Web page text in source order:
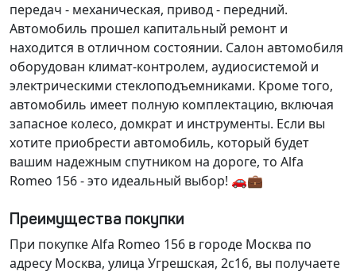
передач - механическая, привод - передний.
Автомобиль прошел капитальный ремонт и
находится в отличном состоянии. Салон автомобиля
оборудован климат-контролем, аудиосистемой и
электрическими стеклоподъемниками. Кроме того,
автомобиль имеет полную комплектацию, включая
запасное колесо, домкрат и инструменты. Если вы
хотите приобрести автомобиль, который будет
вашим надежным спутником на дороге, то Alfa
Romeo 156 - это идеальный выбор! 🚗💼
Преимущества покупки
При покупке Alfa Romeo 156 в городе Москва по
адресу Москва, улица Угрешская, 2с16, вы получаете